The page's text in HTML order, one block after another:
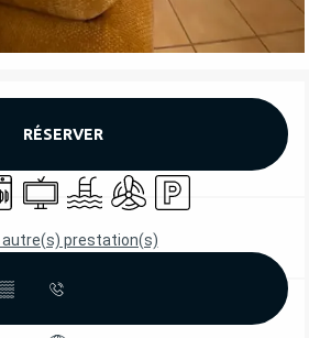
ET COORDONNÉES
RÉSERVER
vaisselle
TélévisionPiscineAir conditionné
Parking
autre(s) prestation(s)